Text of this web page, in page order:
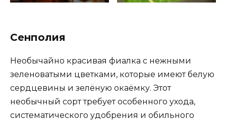
Сенполия
Необычайно красивая фиалка с нежными
зеленоватыми цветками, которые имеют белую
сердцевины и зелёную окаёмку. Этот
необычный сорт требует особенного ухода,
систематического удобрения и обильного